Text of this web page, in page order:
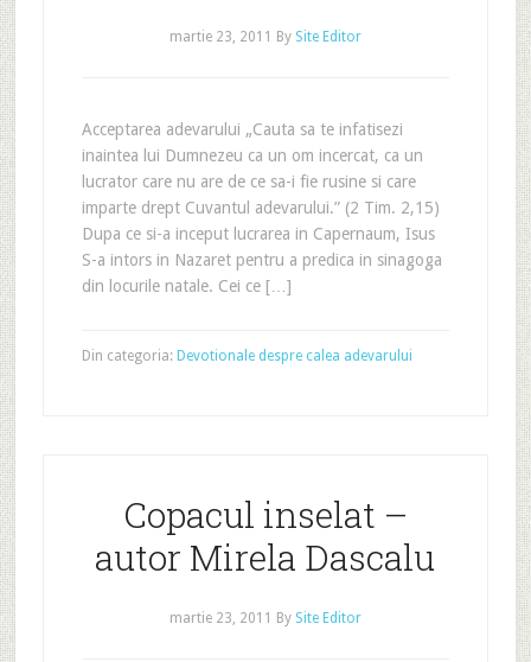
martie 23, 2011 By Site Editor
Acceptarea adevarului „Cauta sa te infatisezi
inaintea lui Dumnezeu ca un om incercat, ca un
lucrator care nu are de ce sa-i fie rusine si care
imparte drept Cuvantul adevarului.” (2 Tim. 2,15)
Dupa ce si-a inceput lucrarea in Capernaum, Isus
S-a intors in Nazaret pentru a predica in sinagoga
din locurile natale. Cei ce […]
Din categoria: Devotionale despre calea adevarului
Copacul inselat –
autor Mirela Dascalu
martie 23, 2011 By Site Editor